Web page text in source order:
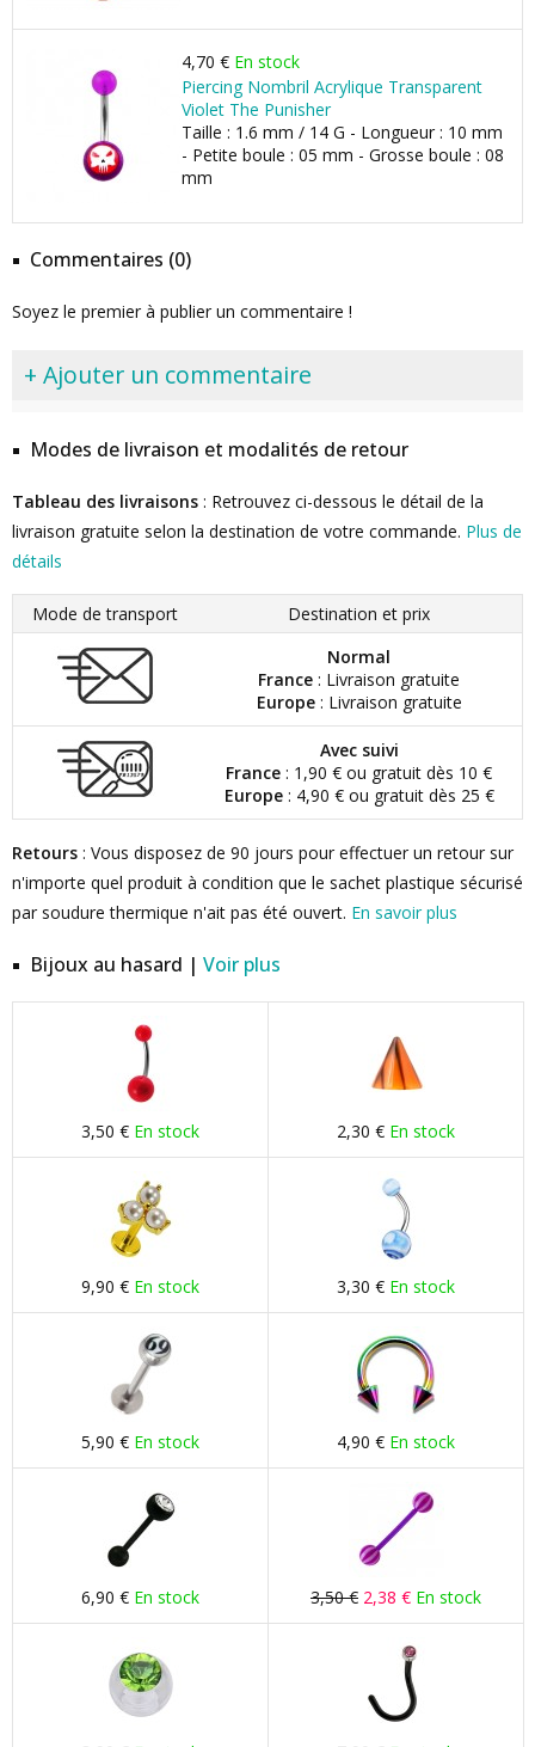
4,70 € En stock
Piercing Nombril Acrylique Transparent
Violet The Punisher
Taille : 1.6 mm / 14 G - Longueur : 10 mm
- Petite boule : 05 mm - Grosse boule : 08
mm
Commentaires (0)
Soyez le premier à publier un commentaire !
+ Ajouter un commentaire
Modes de livraison et modalités de retour
Tableau des livraisons : Retrouvez ci-dessous le détail de la
livraison gratuite selon la destination de votre commande. Plus de
détails
Mode de transport
Destination et prix
Normal
France : Livraison gratuite
Europe: Livraison gratuite
Avec suivi
France : 1,90 € ou gratuit dès 10 €
Europe: 4,90 € ou gratuit dès 25 €
Retours : Vous disposez de 90 jours pour effectuer un retour sur
n'importe quel produit à condition que le sachet plastique sécurisé
par soudure thermique n'ait pas été ouvert. En savoir plus
Bijoux au hasard | Voir plus
3,50 € En stock 2,30 € En stock
9,90 € En stock 3,30 € En stock
5,90 € En stock 4,90 € En stock
6,90 € En stock 3,50 € 2,38 € En stock